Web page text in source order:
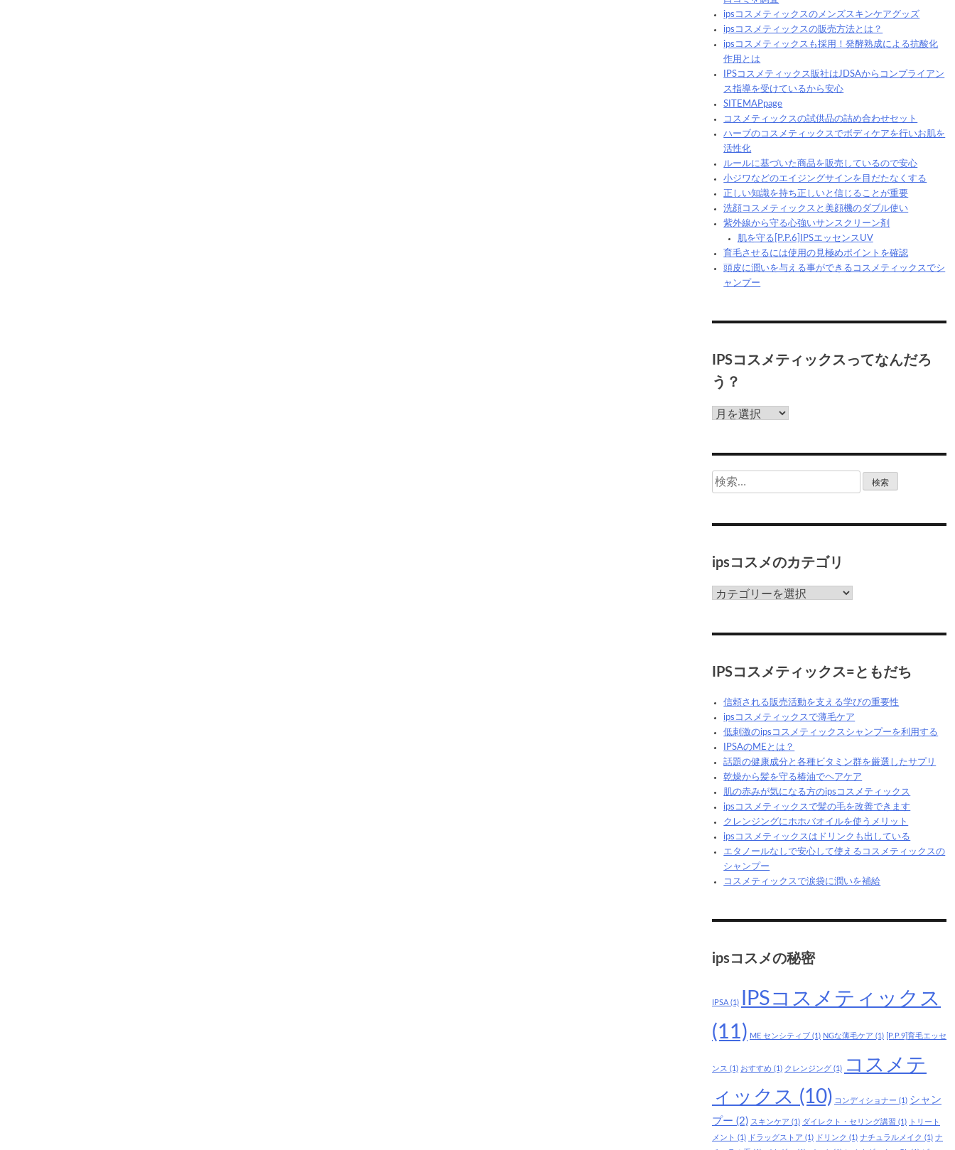
ipsコスメティックスのメンズスキンケアグッズ
ipsコスメティックスの販売方法とは？
ipsコスメティックスも採用！発酵熟成による抗酸化
作用とは
IPSコスメティックス販社はJDSAからコンプライアン
ス指導を受けているから安心
SITEMAPpage
コスメティックスの試供品の詰め合わせセット
ハーブのコスメティックスでボディケアを行いお肌を
活性化
ルールに基づいた商品を販売しているので安心
小ジワなどのエイジングサインを目だたなくする
正しい知識を持ち正しいと信じることが重要
洗顔コスメティックスと美顔機のダブル使い
紫外線から守る心強いサンスクリーン剤
肌を守る[P.P.6]IPSエッセンスUV
育毛させるには使用の見極めポイントを確認
頭皮に潤いを与える事ができるコスメティックスでシ
ャンプー
IPSコスメティックスってなんだろ
う？
IPS
メ
テ
ィ
て
ん
う？
検
索:
ipsコスメのカテゴリ
ips
メ
カIPSコスメティックス=ともだち
信頼される販売活動を支える学びの重要性
ipsコスメティックスで薄毛ケア
低刺激のipsコスメティックスシャンプーを利用する
IPSAのMEとは？
話題の健康成分と各種ビタミン群を厳選したサプリ
乾燥から髪を守る椿油でヘアケア
肌の赤みが気になる方のipsコスメティックス
ipsコスメティックスで髪の毛を改善できます
クレンジングにホホバオイルを使うメリット
ipsコスメティックスはドリンクも出している
エタノールなしで安心して使えるコスメティックスの
シャンプー
コスメティックスで涙袋に潤いを補給
ipsコスメの秘密
IPSA (1)
IPSコスメティックス
(11) ME センシティブ (1) NGな薄毛ケア (1) [P.P.9]育毛エッセ
ンス (1) おすすめ (1) クレンジング (1)
コスメテ
ィックス (10) コンディショナー (1) シャン
プー (2) スキンケア (1) ダイレクト・セリング講習 (1)
トリート
メント (1) ドラッグストア (1) ドリンク (1) ナチュラルメイク (1) ナ